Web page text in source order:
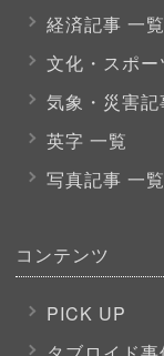
経済記事 一覧
文化・スポー
気象・災害記
英字 一覧
写真記事 一覧
コンテンツ
PICK UP